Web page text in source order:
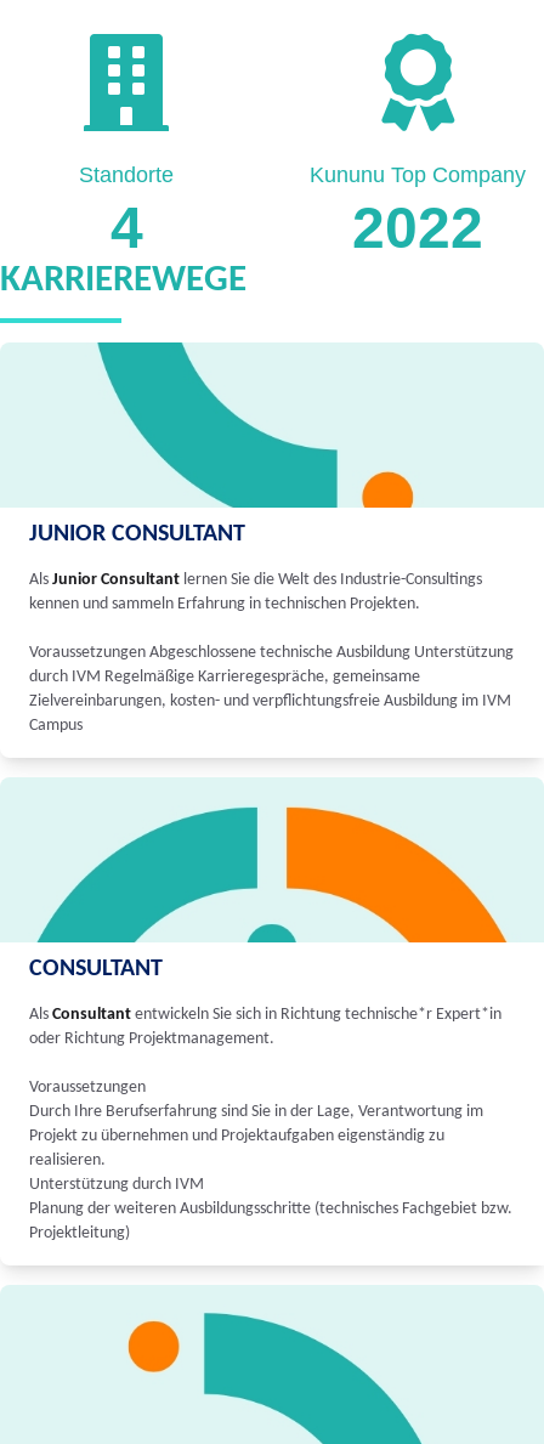
4
Standorte
2022
Kununu Top Company
KARRIEREWEGE
JUNIOR CONSULTANT
Als Junior Consultant lernen Sie die Welt des Industrie-Consultings
kennen und sammeln Erfahrung in technischen Projekten.
Voraussetzungen Abgeschlossene technische Ausbildung Unterstützung
durch IVM Regelmäßige Karrieregespräche, gemeinsame
Zielvereinbarungen, kosten- und verpflichtungsfreie Ausbildung im IVM
Campus
CONSULTANT
Als Consultant entwickeln Sie sich in Richtung technische*r Expert*in
oder Richtung Projektmanagement.
Voraussetzungen
Durch Ihre Berufserfahrung sind Sie in der Lage, Verantwortung im
Projekt zu übernehmen und Projektaufgaben eigenständig zu
realisieren.
Unterstützung durch IVM
Planung der weiteren Ausbildungsschritte (technisches Fachgebiet bzw.
Projektleitung)